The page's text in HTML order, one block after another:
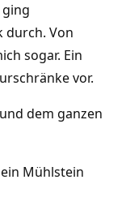
durch. Von
sogar. Ein
vor.
dem ganzen
Mühlstein